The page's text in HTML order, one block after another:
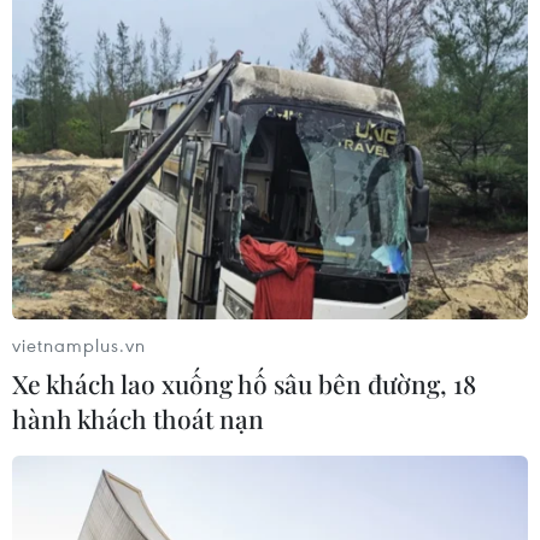
07/08/2026 13:39
59 năm ASEAN: Đoàn kết là “lợi thế
cạnh tranh” đặc biệt của Hiệp hội
07/08/2026 12:00
Hạ tầng AI - động lực tăng trưởng
mới của Đông Nam Á
07/08/2026 10:19
Thành phố Hồ Chí Minh: Họp mặt kỷ
niệm 59 năm Ngày thành lập ASEAN
07/08/2026 09:26
vietnamplus.vn
Xe khách lao xuống hố sâu bên đường, 18
hành khách thoát nạn